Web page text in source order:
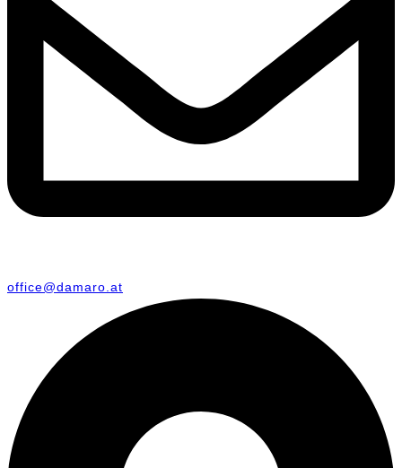
office@damaro.at